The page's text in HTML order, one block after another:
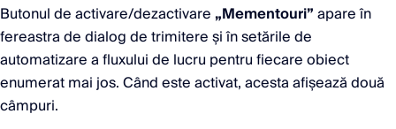
Butonul de activare/dezactivare „Mementouri”apare în
fereastra de dialog de trimitere și în setările de
automatizare a fluxului de lucru pentru fiecare obiect
enumerat mai jos. Când este activat, acesta afișează două
câmpuri.